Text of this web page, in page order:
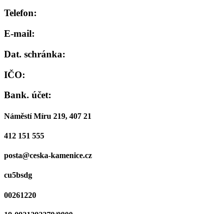
Telefon:
E-mail:
Dat. schránka:
IČO:
Bank. účet:
Náměstí Míru 219, 407 21
412 151 555
posta@ceska-kamenice.cz
cu5bsdg
00261220